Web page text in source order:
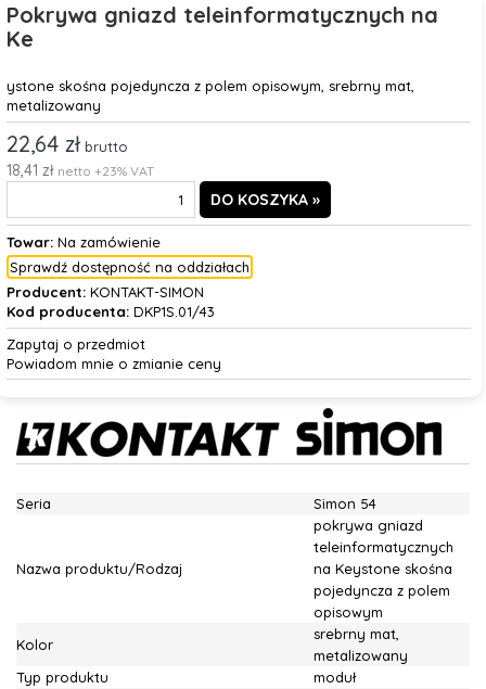
Pokrywa gniazd teleinformatycznych na
Ke
ystone skośna pojedyncza z polem opisowym, srebrny mat,
metalizowany
22,64 zł brutto
18,41 zł netto +23% VAT
Towar:Na zamówienie
Sprawdź dostępność na oddziałach
Producent:KONTAKT-SIMON
Kod producenta:DKP1S.01/43
Zapytaj o przedmiot
Powiadom mnie o zmianie ceny
Seria Simon 54
Nazwa produktu/Rodzaj
pokrywa gniazd
teleinformatycznych
na Keystone skośna
pojedyncza z polem
opisowym
Kolor
srebrny mat,
metalizowany
Typ produktu
moduł